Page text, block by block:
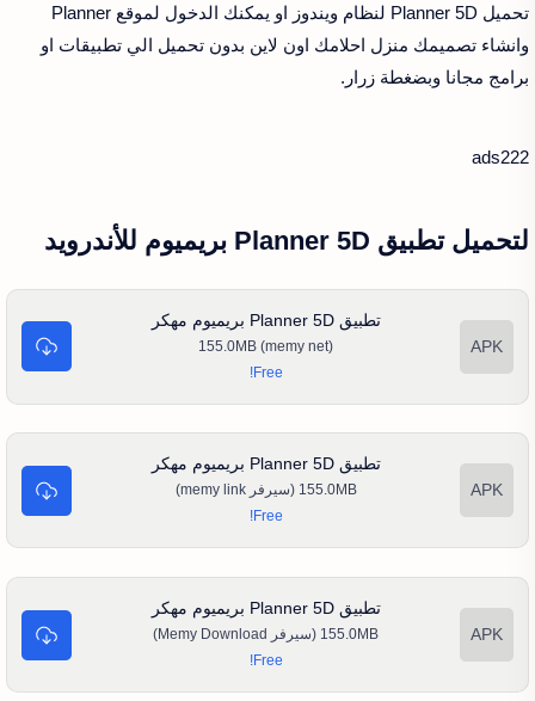
تحميل Planner 5D لنظام ويندوز او يمكنك الدخول لموقع Planner
وانشاء تصميمك منزل احلامك اون لاين بدون تحميل الي تطبيقات او
برامج مجانا وبضغطة زرار.
ads222
لتحميل تطبيق Planner 5D بريميوم للأندرويد
تطبيق Planner 5D بريميوم مهكر
155.0MB (memy net)
تطبيق Planner 5D بريميوم مهكر
155.0MB (سيرفر memy link)
تطبيق Planner 5D بريميوم مهكر
155.0MB (سيرفر Memy Download)